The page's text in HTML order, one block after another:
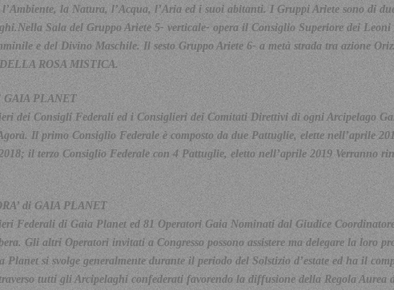
la Natura, l’Acqua, l’Aria ed i suoi abitanti. I Gruppi Ariete sono di
Sala del Gruppo Ariete 5- verticale- opera il Consiglio Superiore dei
e del Divino Maschile. Il sesto Gruppo Ariete 6- a metà strada tra azione
ROSA MISTICA.
GAIA PLANET
dei Consigli Federali ed i Consiglieri dei Comitati Direttivi di ogni Arcipelago
Il primo Consiglio Federale è composto da due Pattuglie, elette nell’aprile
il terzo Consiglio Federale con 4 Pattuglie, eletto nell’aprile 2019 Verranno
di GAIA PLANET
Federali di Gaia Planet ed 81 Operatori Gaia Nominati dal Giudice
Gli altri Operatori invitati a Congresso possono assistere ma delegare la loro
Planet si svolge generalmente durante il periodo del Solstizio d’estate ed ha il
tutti gli Arcipelaghi confederati favorendo la diffusione della Regola